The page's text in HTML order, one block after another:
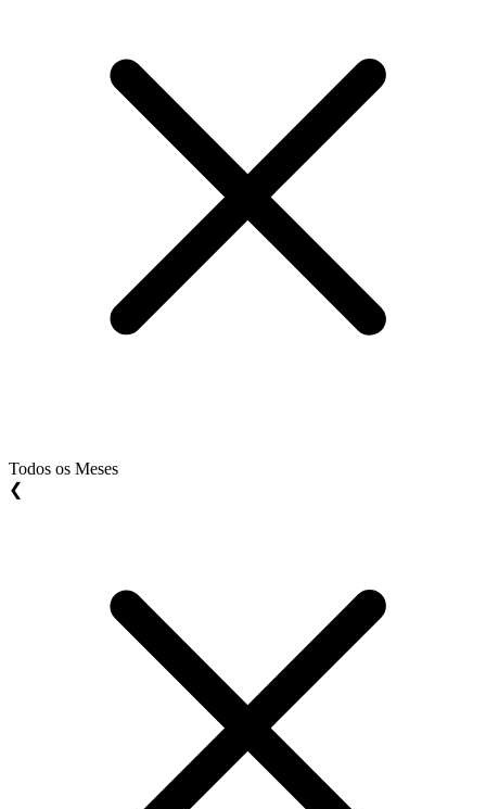
Todos os Meses
❮